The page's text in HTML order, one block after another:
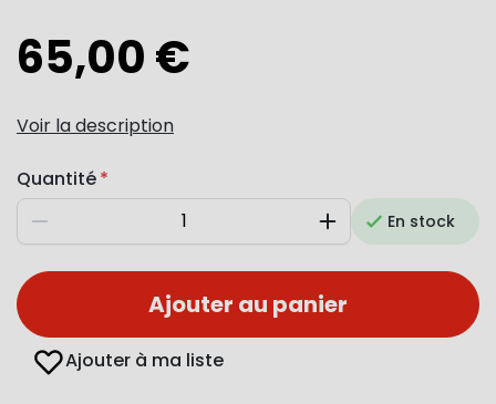
65,00 €
Voir la description
Quantité
Diminuer AugmenterEn stock
Ajouter au panier
Ajouter à ma liste